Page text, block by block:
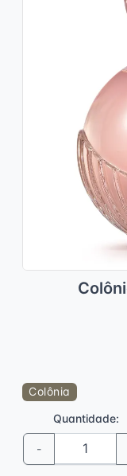
Colônia
Quantidade:
-